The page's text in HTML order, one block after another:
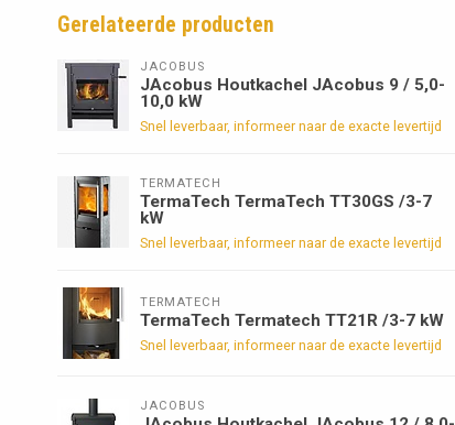
Gerelateerde producten
JACOBUS
JAcobus Houtkachel JAcobus 9 / 5,0-
10,0 kW
Snel leverbaar, informeer naar de exacte levertijd
TERMATECH
TermaTech TermaTech TT30GS /3-7
kW
Snel leverbaar, informeer naar de exacte levertijd
TERMATECH
TermaTech Termatech TT21R /3-7 kW
Snel leverbaar, informeer naar de exacte levertijd
JACOBUS